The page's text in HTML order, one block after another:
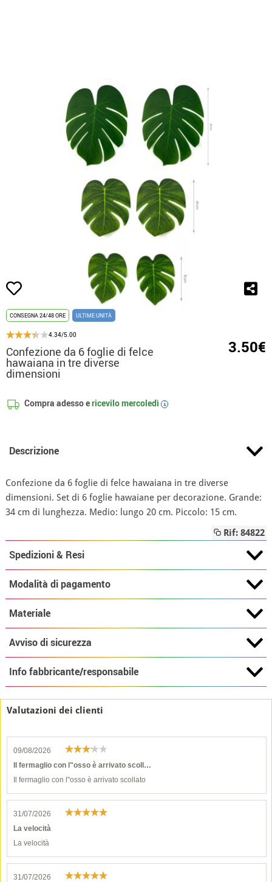
CONSEGNA 24/48 ORE ULTIME UNITÀ
4.34/5.00
Confezione da 6 foglie di felce
hawaiana in tre diverse
dimensioni
3.50€
Compra adesso ericevilomercoledì i
Descrizione
Confezione da 6 foglie di felce hawaiana in tre diverse
dimensioni. Set di 6 foglie hawaiane per decorazione. Grande:
34 cm di lunghezza. Medio: lungo 20 cm. Piccolo: 15 cm.
Rif: 84822
Spedizioni & Resi
Modalità di pagamento
Materiale
Avviso di sicurezza
Info fabbricante/responsabile
Valutazioni dei clienti
09/08/2026
Il fermaglio con l"osso è arrivato scoll…
Il fermaglio con l"osso è arrivato scollato
31/07/2026
La velocità
La velocità
31/07/2026